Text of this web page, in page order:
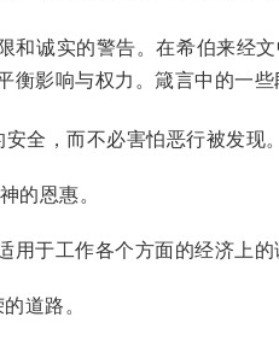
和诚实的警告。在希伯来经
衡影响与权力。箴言中的一
全，而不必害怕恶行被发现。
的恩惠。
用于工作各个方面的经济上的
道路。